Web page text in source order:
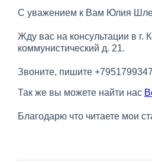
С уважением к Вам Юлия
Жду вас на консультации в г.
коммунистический д. 21.
Звоните, пишите
Так же вы можете найти нас
Благодарю что читаете мои